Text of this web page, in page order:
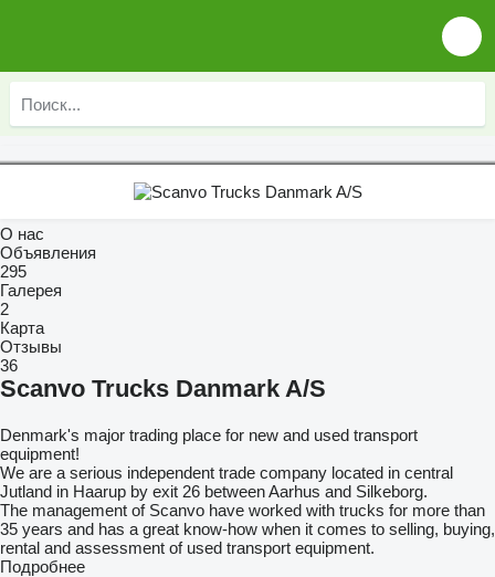
О нас
Объявления
295
Галерея
2
Карта
Отзывы
36
Scanvo Trucks Danmark A/S
Denmark's major trading place for new and used transport
equipment!
We are a serious independent trade company located in central
Jutland in Haarup by exit 26 between Aarhus and Silkeborg.
The management of Scanvo have worked with trucks for more than
35 years and has a great know-how when it comes to selling, buying,
rental and assessment of used transport equipment.
Подробнее